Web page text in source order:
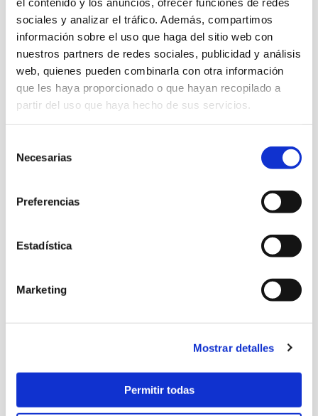
sociales y analizar el tráfico. Además, compartimos
información sobre el uso que haga del sitio web con
nuestros partners de redes sociales, publicidad y análisis
web, quienes pueden combinarla con otra información
que les haya proporcionado o que hayan recopilado a
partir del uso que haya hecho de sus servicios.
Necesarias
Preferencias
Estadística
Marketing
Mostrar detalles
Permitir todas